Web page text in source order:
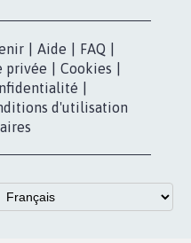
Aide FAQ
privée Cookies
d'utilisation